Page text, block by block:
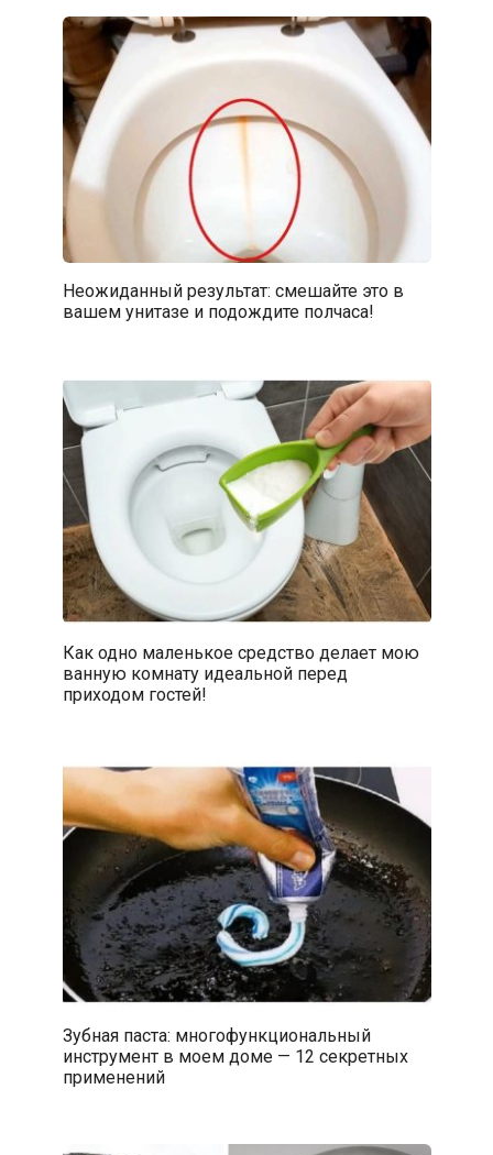
Неожиданный результат: смешайте это в
вашем унитазе и подождите полчаса!
Как одно маленькое средство делает мою
ванную комнату идеальной перед
приходом гостей!
Зубная паста: многофункциональный
инструмент в моем доме — 12 секретных
применений